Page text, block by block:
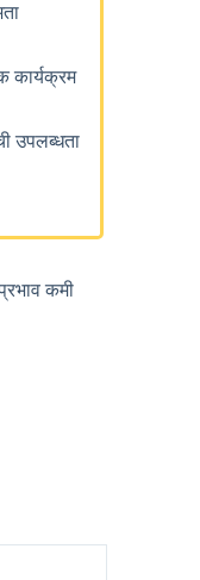
कार्यक्रम
उपलब्धता
कमी